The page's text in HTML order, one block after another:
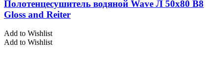
Полотенцесушитель водяной Wave Л 50х80 В8
Gloss and Reiter
Add to Wishlist
Add to Wishlist